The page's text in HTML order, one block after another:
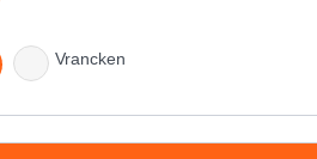
Vrancken